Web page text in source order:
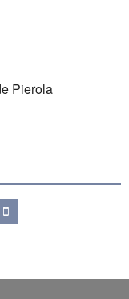
Pierola
mobile